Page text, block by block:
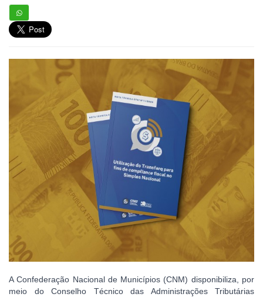
A Confederação Nacional de Municípios (CNM) disponibiliza, por
meio do Conselho Técnico das Administrações Tributárias